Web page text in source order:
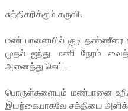
சுத்திகரிக்கும் கருவி.
மண் பானையில் குடி தண்ணீரை
முதல் ஐந்து மணி நேரம்
அனைத்து கெட்ட
பொருள்களையும் மண்பானை
இயற்கையாகவே சக்தியை